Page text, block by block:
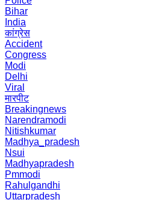
Bihar
India
कांग्रेस
Accident
Congress
Modi
Delhi
Viral
मारपीट
Breakingnews
Narendramodi
Nitishkumar
Madhya_pradesh
Nsui
Madhyapradesh
Pmmodi
Rahulgandhi
Uttarpradesh